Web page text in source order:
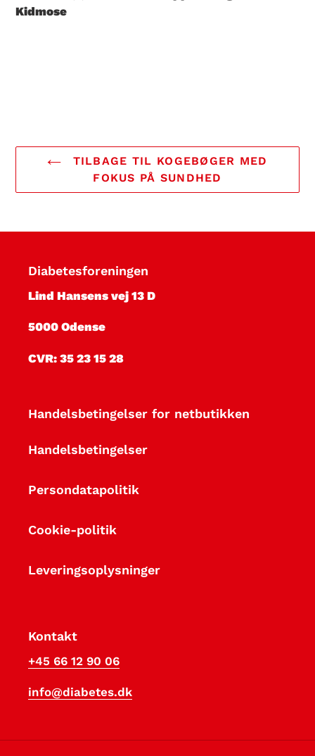
Kidmose
TILBAGE TIL KOGEBØGER MED
FOKUS PÅ SUNDHED
Diabetesforeningen
Lind Hansens vej 13 D
5000 Odense
CVR: 35 23 15 28
Handelsbetingelser for netbutikken
Handelsbetingelser
Persondatapolitik
Cookie-politik
Leveringsoplysninger
Kontakt
+45 66 12 90 06
info@diabetes.dk